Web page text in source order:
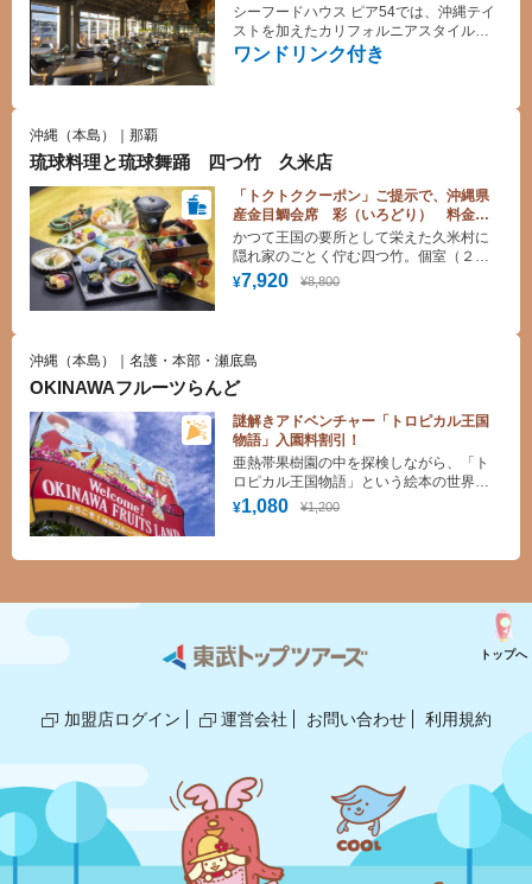
ワンドリンク付き
シーフードハウス ピア54では、沖縄テイ
ストを加えたカリフォルニアスタイルの
シーフード料理と、多種多様なワインを
お楽しみいただけます。 ※ホテル館外
沖縄（本島）｜那覇
琉球料理と琉球舞踊 四つ竹 久米店
「トクトククーポン」ご提示で、沖縄県
産金目鯛会席 彩（いろどり） 料金
10%割引！
¥7,920 ¥8,800
かつて王国の要所として栄えた久米村に
隠れ家のごとく佇む四つ竹。個室（２
階）とシアター（１階）からなる店内
で 高貴な味をまっすぐに継承した 宮
には琉球舞踊をご堪能頂けます。
沖縄（本島）｜名護・本部・瀬底島
OKINAWAフルーツらんど
謎解きアドベンチャー「トロピカル王国
物語」入園料割引！
¥1,080 ¥1,200
亜熱帯果樹園の中を探検しながら、「ト
ロピカル王国物語」という絵本の世界の
謎を解いていく体験型テーマパーク。フ
ルーツをふんだんに使用したオリジナル
カフェもオススメ！
加盟店ログイン 運営会社 お問い合わせ 利用規約
トップへ